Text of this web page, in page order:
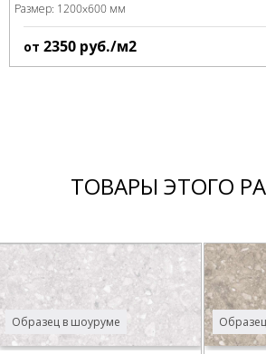
Размер: 1200x600 мм
от 2350 руб./м2
ТОВАРЫ ЭТОГО
Образец в шоуруме